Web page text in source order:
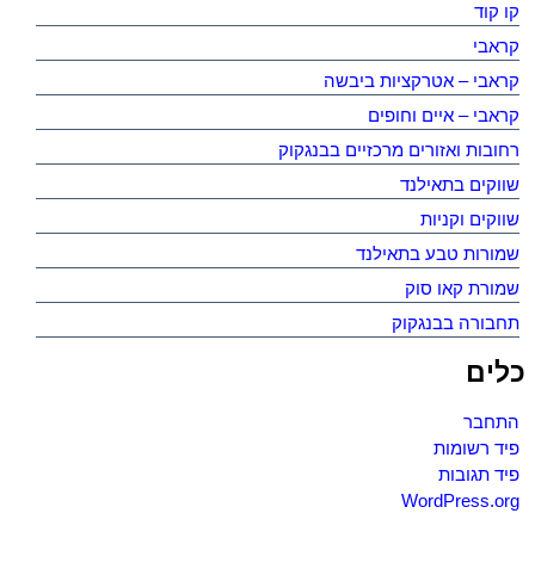
קו קוד
קראבי
קראבי – אטרקציות ביבשה
קראבי – איים וחופים
רחובות ואזורים מרכזיים בבנגקוק
שווקים בתאילנד
שווקים וקניות
שמורות טבע בתאילנד
שמורת קאו סוק
תחבורה בבנגקוק
כלים
התחבר
פיד רשומות
פיד תגובות
WordPress.org